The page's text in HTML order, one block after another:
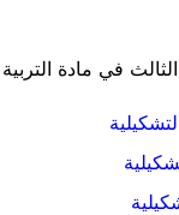
في مادة